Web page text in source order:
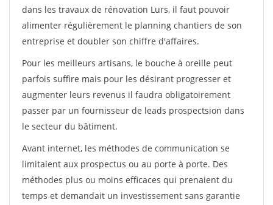
dans les travaux de rénovation Lurs, il faut pouvoir
alimenter régulièrement le planning chantiers de son
entreprise et doubler son chiffre d'affaires.
Pour les meilleurs artisans, le bouche à oreille peut
parfois suffire mais pour les désirant progresser et
augmenter leurs revenus il faudra obligatoirement
passer par un fournisseur de leads prospectsion dans
le secteur du bâtiment.
Avant internet, les méthodes de communication se
limitaient aux prospectus ou au porte à porte. Des
méthodes plus ou moins efficaces qui prenaient du
temps et demandait un investissement sans garantie